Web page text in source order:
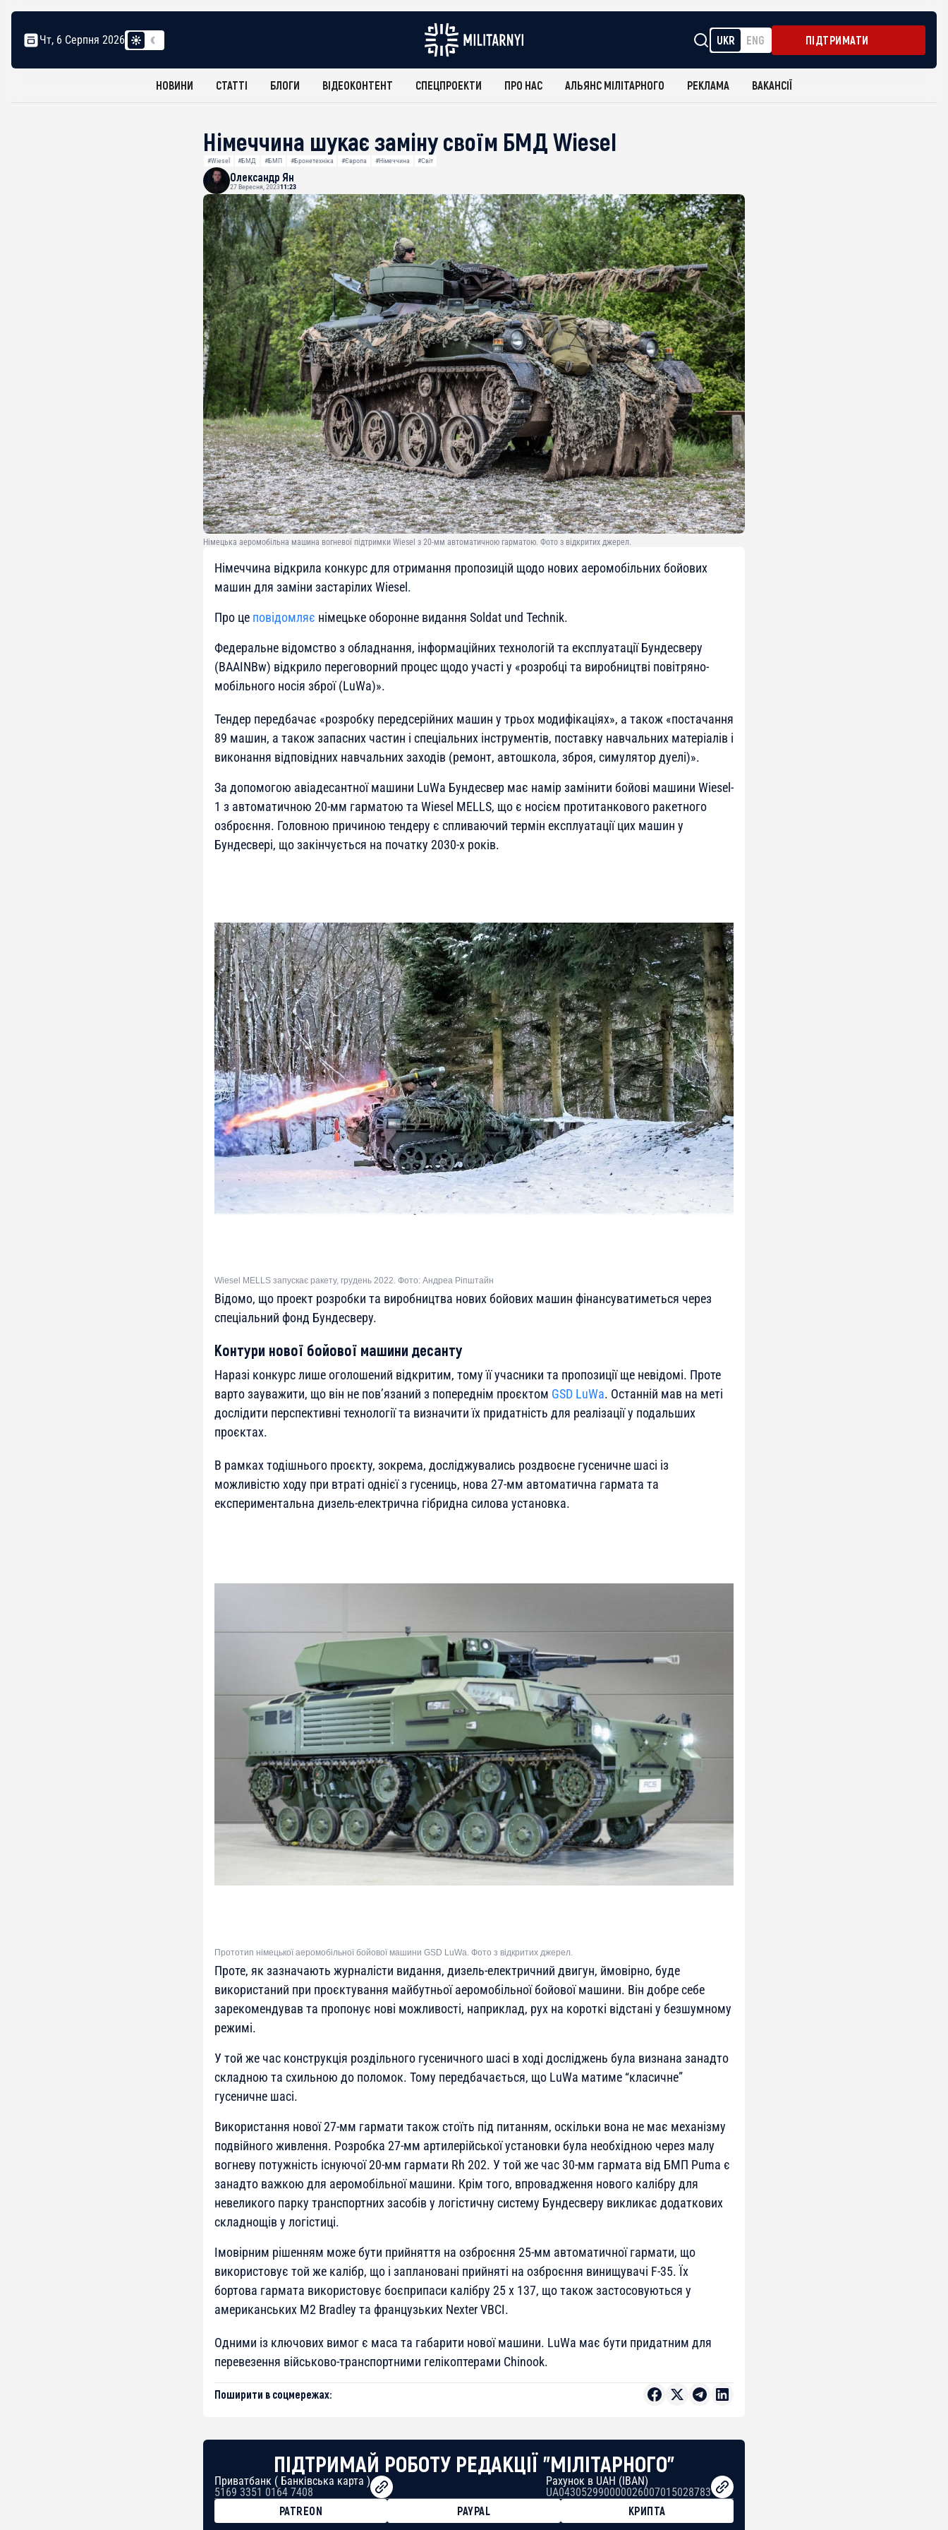
Чт, 6 Серпня 2026 UKR ENG ПІДТРИМАТИ
НОВИНИ СТАТТІ БЛОГИ ВІДЕОКОНТЕНТ СПЕЦПРОЕКТИ ПРО НАС АЛЬЯНС МІЛІТАРНОГО РЕКЛАМА ВАКАНСІЇ
Німеччина шукає заміну своїм БМД Wiesel
#Wiesel #БМД #БМП #Бронетехніка #Європа #Німеччина #Світ
Олександр Ян
27 Вересня, 202311:23
Німецька аеромобільна машина вогневої підтримки Wiesel з 20-мм автоматичною гарматою. Фото з відкритих джерел.
Німеччина відкрила конкурс для отримання пропозицій щодо нових аеромобільних бойових
машин для заміни застарілих Wiesel.
Про це повідомляє німецьке оборонне видання Soldat und Technik.
Федеральне відомство з обладнання, інформаційних технологій та експлуатації Бундесверу
(BAAINBw) відкрило переговорний процес щодо участі у «розробці та виробництві повітряно-
мобільного носія зброї (LuWa)».
Тендер передбачає «розробку передсерійних машин у трьох модифікаціях», а також «постачання
89 машин, а також запасних частин і спеціальних інструментів, поставку навчальних матеріалів і
виконання відповідних навчальних заходів (ремонт, автошкола, зброя, симулятор дуелі)».
За допомогою авіадесантної машини LuWa Бундесвер має намір замінити бойові машини Wiesel-
1 з автоматичною 20-мм гарматою та Wiesel MELLS, що є носієм протитанкового ракетного
озброєння. Головною причиною тендеру є спливаючий термін експлуатації цих машин у
Бундесвері, що закінчується на початку 2030-х років.
Wiesel MELLS запускає ракету, грудень 2022. Фото: Андреа Ріпштайн
Відомо, що проект розробки та виробництва нових бойових машин фінансуватиметься через
спеціальний фонд Бундесверу.
Контури нової бойової машини десанту
Наразі конкурс лише оголошений відкритим, тому її учасники та пропозиції ще невідомі. Проте
варто зауважити, що він не пов’язаний з попереднім проєктом GSD LuWa. Останній мав на меті
дослідити перспективні технології та визначити їх придатність для реалізації у подальших
проєктах.
В рамках тодішнього проєкту, зокрема, досліджувались роздвоєне гусеничне шасі із
можливістю ходу при втраті однієї з гусениць, нова 27-мм автоматична гармата та
експериментальна дизель-електрична гібридна силова установка.
Прототип німецької аеромобільної бойової машини GSD LuWa. Фото з відкритих джерел.
Проте, як зазначають журналісти видання, дизель-електричний двигун, ймовірно, буде
використаний при проєктування майбутньої аеромобільної бойової машини. Він добре себе
зарекомендував та пропонує нові можливості, наприклад, рух на короткі відстані у безшумному
режимі.
У той же час конструкція роздільного гусеничного шасі в ході досліджень була визнана занадто
складною та схильною до поломок. Тому передбачається, що LuWa матиме “класичне”
гусеничне шасі.
Використання нової 27-мм гармати також стоїть під питанням, оскільки вона не має механізму
подвійного живлення. Розробка 27-мм артилерійської установки була необхідною через малу
вогневу потужність існуючої 20-мм гармати Rh 202. У той же час 30-мм гармата від БМП Puma є
занадто важкою для аеромобільної машини. Крім того, впровадження нового калібру для
невеликого парку транспортних засобів у логістичну систему Бундесверу викликає додаткових
складнощів у логістиці.
Імовірним рішенням може бути прийняття на озброєння 25-мм автоматичної гармати, що
використовує той же калібр, що і заплановані прийняті на озброєння винищувачі F-35. Їх
бортова гармата використовує боєприпаси калібру 25 x 137, що також застосовуються у
американських M2 Bradley та французьких Nexter VBCI.
Одними із ключових вимог є маса та габарити нової машини. LuWa має бути придатним для
перевезення військово-транспортними гелікоптерами Chinook.
Поширити в соцмережах:
ПІДТРИМАЙ РОБОТУ РЕДАКЦІЇ "МІЛІТАРНОГО"
Приватбанк ( Банківська карта )
5169 3351 0164 7408
Рахунок в UAH (IBAN)
UA043052990000026007015028783
PATREON
PAYPAL
КРИПТА